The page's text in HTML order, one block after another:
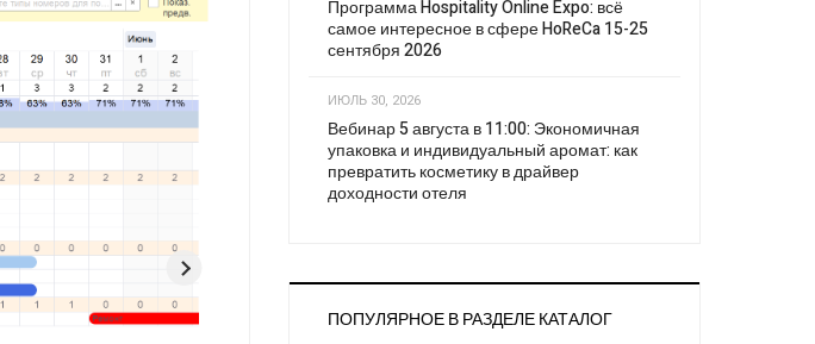
Программа Hospitality Online Expo: всё
самое интересное в сфере HoReCa 15-25
сентября 2026
ИЮЛЬ 30, 2026
Вебинар 5 августа в 11:00: Экономичная
упаковка и индивидуальный аромат: как
превратить косметику в драйвер
доходности отеля
ПОПУЛЯРНОЕ В РАЗДЕЛЕ КАТАЛОГ